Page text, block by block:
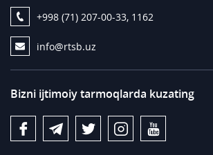
+998 (71) 207-00-33, 1162
info@rtsb.uz
Bizni ijtimoiy tarmoqlarda kuzating